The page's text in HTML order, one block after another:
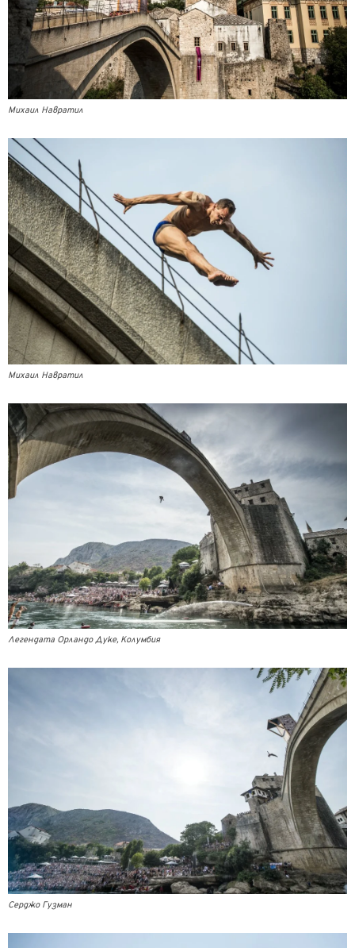
Михаил Навратил
Михаил Навратил
Легендата Орландо Дуке, Колумбия
Серджо Гузман